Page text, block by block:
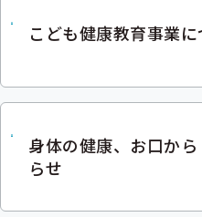
こども健康教育事業に
身体の健康、お口か
らせ